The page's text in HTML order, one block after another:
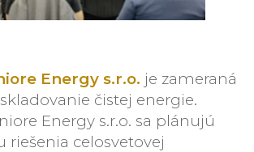
Energy s.r.o. je zameraná
čistej energie.
Energy s.r.o. sa plánujú
riešenia celosvetovej